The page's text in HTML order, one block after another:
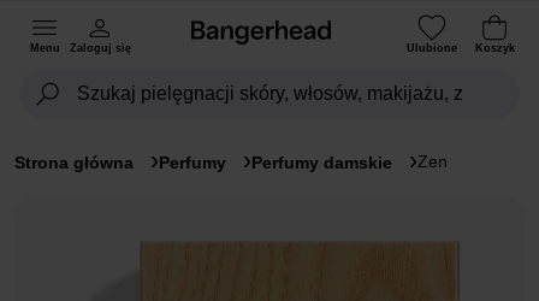
Menu Zaloguj się Ulubione Koszyk
Strona główna Perfumy Perfumy damskie Zen